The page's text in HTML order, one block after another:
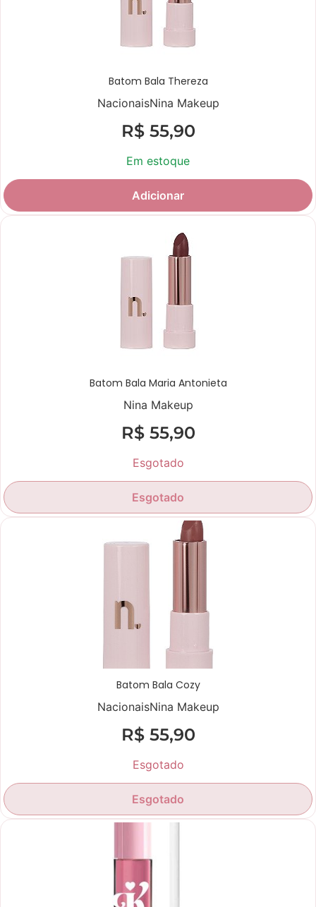
Batom Bala Thereza
NacionaisNina Makeup
R$55,90
Em estoque
Adicionar
Batom Bala Maria Antonieta
Nina Makeup
R$55,90
Esgotado
Esgotado
Batom Bala Cozy
NacionaisNina Makeup
R$55,90
Esgotado
Esgotado